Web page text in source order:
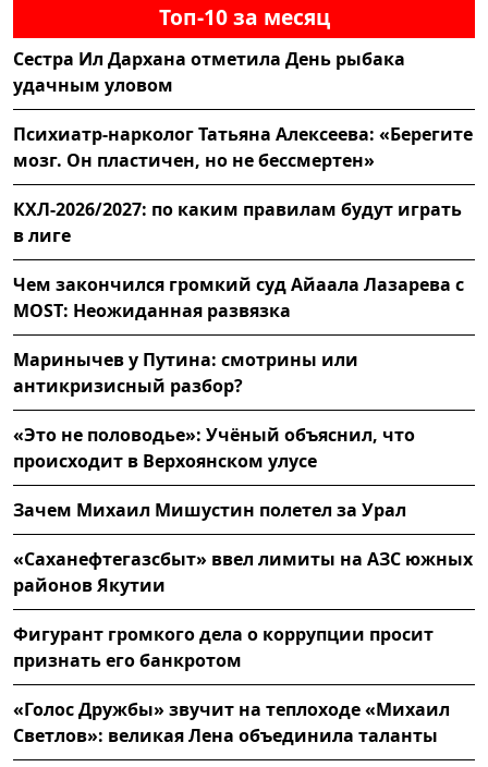
Топ-10 за месяц
Сестра Ил Дархана отметила День рыбака
удачным уловом
Психиатр-нарколог Татьяна Алексеева: «Берегите
мозг. Он пластичен, но не бессмертен»
КХЛ-2026/2027: по каким правилам будут играть
в лиге
Чем закончился громкий суд Айаала Лазарева с
MOST: Неожиданная развязка
Маринычев у Путина: смотрины или
антикризисный разбор?
«Это не половодье»: Учёный объяснил, что
происходит в Верхоянском улусе
Зачем Михаил Мишустин полетел за Урал
«Саханефтегазсбыт» ввел лимиты на АЗС южных
районов Якутии
Фигурант громкого дела о коррупции просит
признать его банкротом
«Голос Дружбы» звучит на теплоходе «Михаил
Светлов»: великая Лена объединила таланты